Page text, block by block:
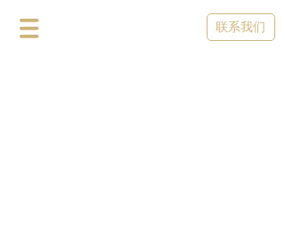
联系我们